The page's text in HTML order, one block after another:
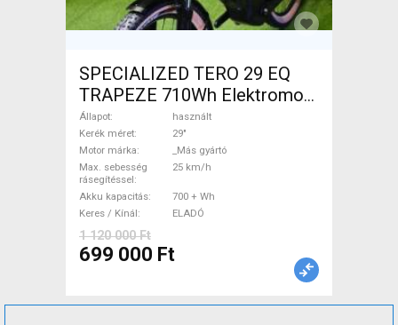
SPECIALIZED TERO 29 EQ
TRAPEZE 710Wh Elektromos
Trekking/cross 25 km/h _Más
gyártó 700 + Wh használt
ELADÓ
Állapot
használt
Kerék méret
29"
Motor márka
_Más gyártó
Max. sebesség
rásegítéssel
25 km/h
Akku kapacitás
700 + Wh
Keres / Kínál
ELADÓ
1 120 000 Ft
699 000 Ft